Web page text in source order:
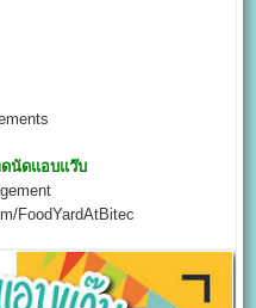
นัดแอบแว๊บ
FoodYardAtBitec